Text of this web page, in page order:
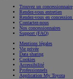
Trouvez un concessionnaire
Rendez-vous entretien
Rendez-vous en concession
Contactez-nous
Nos concessionnaires
Support (FAQ)
Mentions légales
Vie privée
Data sharing
Cookies
Accessibilité
Professionnels
Application My Toyota